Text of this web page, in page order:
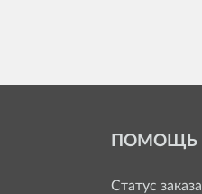
ПОМОЩЬ
Статус заказа